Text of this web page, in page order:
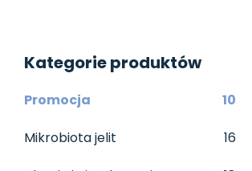
Pigułka
Kategorie produktów
Promocja 10
Mikrobiota jelit 16